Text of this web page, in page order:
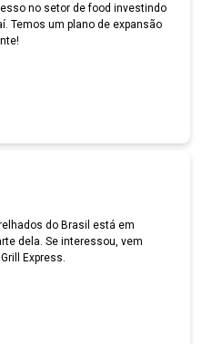
no setor de food investindo
Temos um plano de expansão
do Brasil está em
dela. Se interessou, vem
Express.